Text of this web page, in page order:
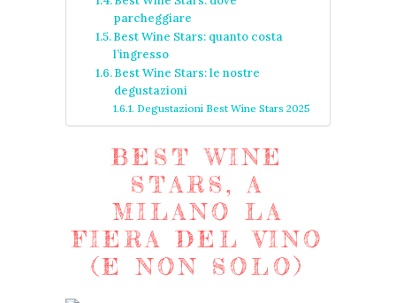
parcheggiare
Best Wine Stars: quanto costa
l’ingresso
Best Wine Stars: le nostre
degustazioni
Degustazioni Best Wine Stars 2025
BEST WINE
STARS, A
MILANO LA
FIERA DEL VINO
(E NON SOLO)